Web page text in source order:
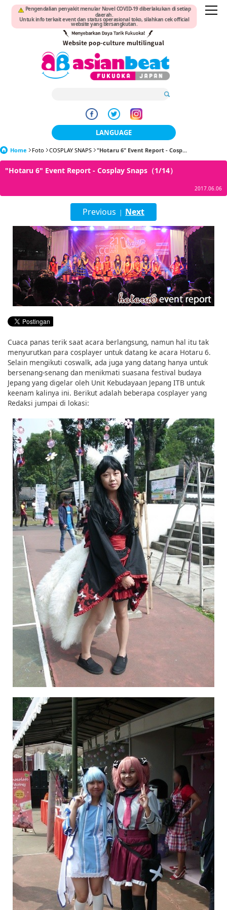
Pengendalian penyakit menular Novel COVID-19 diberlakukan di setiap
daerah.
Untuk info terkait event dan status operasional toko, silahkan cek official
website yang bersangkutan.
LANGUAGE
日本語
한국어
繁體中文
English
ภาษาไทย
tiéng Viêt
Bahasa Indonesia
Home Foto COSPLAY SNAPS "Hotaru 6" Event Report - Cosp...
"Hotaru 6" Event Report - Cosplay Snaps（1/14）
2017.06.06
Previous | Next
Cuaca panas terik saat acara berlangsung, namun hal itu tak
menyurutkan para cosplayer untuk datang ke acara Hotaru 6.
Selain mengikuti coswalk, ada juga yang datang hanya untuk
bersenang-senang dan menikmati suasana festival budaya
Jepang yang digelar oleh Unit Kebudayaan Jepang ITB untuk
keenam kalinya ini. Berikut adalah beberapa cosplayer yang
Redaksi jumpai di lokasi: